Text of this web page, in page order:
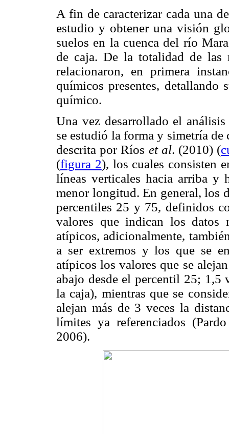
A fin de caracterizar cada una
estudio y obtener una visión
suelos en la cuenca del río
de caja. De la totalidad de las
relacionaron, en primera
químicos presentes, detallando
químico.
Una vez desarrollado el
se estudió la forma y simetría de
descrita por Ríos et al. (2010) (
(figura 2), los cuales consisten
líneas verticales hacia arriba y
menor longitud. En general, los
percentiles 25 y 75, definidos
valores que indican los datos
atípicos, adicionalmente,
a ser extremos y los que se
atípicos los valores que se
abajo desde el percentil 25;
la caja), mientras que se
alejan más de 3 veces la
límites ya referenciados
2006).